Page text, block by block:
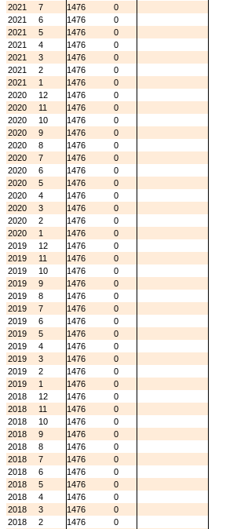
2021
7 1476
0
2021
6 1476
0
2021
5 1476
0
2021
4 1476
0
2021
3 1476
0
2021
2 1476
0
2021
1 1476
0
2020
12 1476
0
2020
11 1476
0
2020
10 1476
0
2020
9 1476
0
2020
8 1476
0
2020
7 1476
0
2020
6 1476
0
2020
5 1476
0
2020
4 1476
0
2020
3 1476
0
2020
2 1476
0
2020
1 1476
0
2019
12 1476
0
2019
11 1476
0
2019
10 1476
0
2019
9 1476
0
2019
8 1476
0
2019
7 1476
0
2019
6 1476
0
2019
5 1476
0
2019
4 1476
0
2019
3 1476
0
2019
2 1476
0
2019
1 1476
0
2018
12 1476
0
2018
11 1476
0
2018
10 1476
0
2018
9 1476
0
2018
8 1476
0
2018
7 1476
0
2018
6 1476
0
2018
5 1476
0
2018
4 1476
0
2018
3 1476
0
2018
2 1476
0